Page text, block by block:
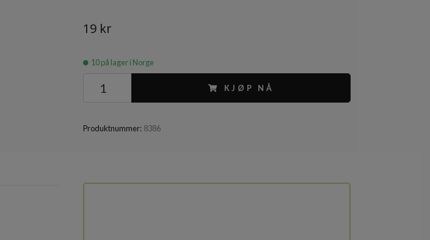
19 kr
10på lager i Norge
KJØP NÅ
Produktnummer: 8386